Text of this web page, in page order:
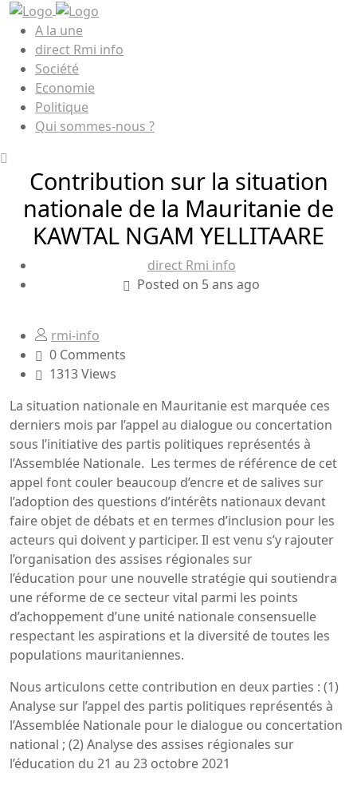
A la une
direct Rmi info
Société
Economie
Politique
Qui sommes-nous ?
Contribution sur la situation
nationale de la Mauritanie de
KAWTAL NGAM YELLITAARE
direct Rmi info
Posted on 5 ans ago
rmi-info
0 Comments
1313 Views
La situation nationale en Mauritanie est marquée ces
derniers mois par l’appel au dialogue ou concertation
sous l’initiative des partis politiques représentés à
l’Assemblée Nationale. Les termes de référence de cet
appel font couler beaucoup d’encre et de salives sur
l’adoption des questions d’intérêts nationaux devant
faire objet de débats et en termes d’inclusion pour les
acteurs qui doivent y participer. Il est venu s’y rajouter
l’organisation des assises régionales sur
l’éducation pour une nouvelle stratégie qui soutiendra
une réforme de ce secteur vital parmi les points
d’achoppement d’une unité nationale consensuelle
respectant les aspirations et la diversité de toutes les
populations mauritaniennes.
Nous articulons cette contribution en deux parties : (1)
Analyse sur l’appel des partis politiques représentés à
l’Assemblée Nationale pour le dialogue ou concertation
national ; (2) Analyse des assises régionales sur
l’éducation du 21 au 23 octobre 2021